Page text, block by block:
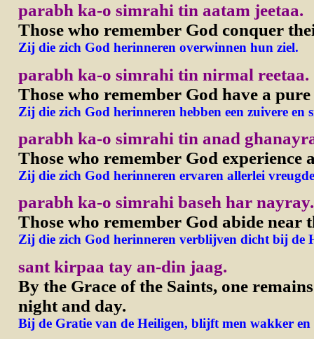
parabh ka-o simrahi tin aatam jeetaa.
Those who remember God conquer
Zij die zich God herinneren overwinnen hun ziel.
parabh ka-o simrahi tin nirmal reetaa.
Those who remember God have a
Zij die zich God herinneren hebben een zuivere en
parabh ka-o simrahi tin anad
Those who remember God experience
Zij die zich God herinneren ervaren allerlei
parabh ka-o simrahi baseh har nayray.
Those who remember God abide near
Zij die zich God herinneren verblijven dicht bij de
sant kirpaa tay an-din jaag.
By the Grace of the Saints, one
night and day.
Bij de Gratie van de Heiligen, blijft men wakker en